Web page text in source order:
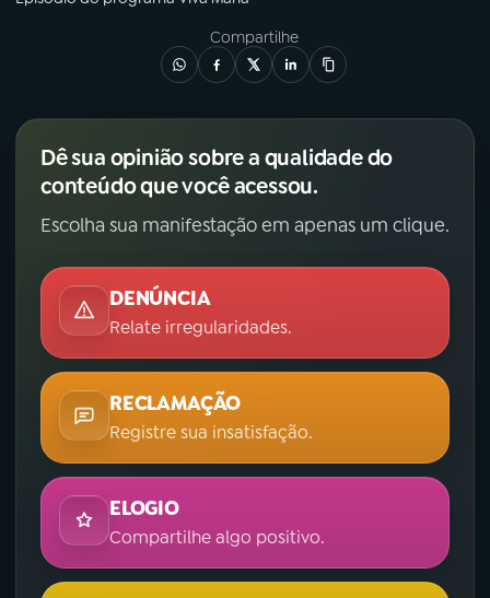
Compartilhe
Dê sua opinião sobre a qualidade do
conteúdo que você acessou.
Escolha sua manifestação em apenas um clique.
DENÚNCIA
Relate irregularidades.
RECLAMAÇÃO
Registre sua insatisfação.
ELOGIO
Compartilhe algo positivo.